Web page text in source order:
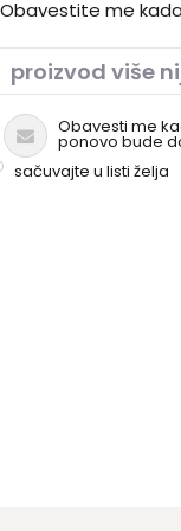
prednji džep..
me
proizvod više
Obavesti me
ponovo bude
sačuvajte u listi želja